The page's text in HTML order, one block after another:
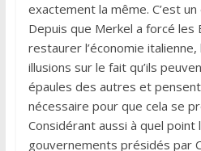
exactement la même. C’est
Depuis que Merkel a forcé les
restaurer l’économie
illusions sur le fait qu’ils
épaules des autres et
nécessaire pour que cela se
Considérant aussi à quel point
gouvernements présidés par